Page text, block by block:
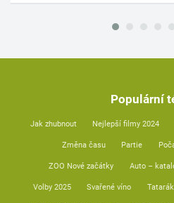
Populární
Jak zhubnout Nejlepší filmy 2024
Změna času Partie
ZOO Nové začátky Auto –
Volby 2025 Svařené víno